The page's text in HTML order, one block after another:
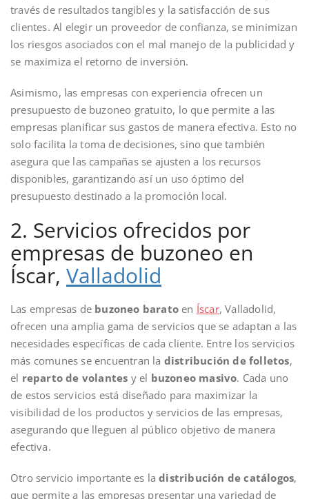
través de resultados tangibles y la satisfacción de sus
clientes. Al elegir un proveedor de confianza, se minimizan
los riesgos asociados con el mal manejo de la publicidad y
se maximiza el retorno de inversión.
Asimismo, las empresas con experiencia ofrecen un
presupuesto de buzoneo gratuito, lo que permite a las
empresas planificar sus gastos de manera efectiva. Esto no
solo facilita la toma de decisiones, sino que también
asegura que las campañas se ajusten a los recursos
disponibles, garantizando así un uso óptimo del
presupuesto destinado a la promoción local.
2. Servicios ofrecidos por
empresas de buzoneo en
Íscar, Valladolid
Las empresas de buzoneo barato en Íscar, Valladolid,
ofrecen una amplia gama de servicios que se adaptan a las
necesidades específicas de cada cliente. Entre los servicios
más comunes se encuentran la distribución de folletos,
el reparto de volantes y el buzoneo masivo. Cada uno
de estos servicios está diseñado para maximizar la
visibilidad de los productos y servicios de las empresas,
asegurando que lleguen al público objetivo de manera
efectiva.
Otro servicio importante es ladistribución de catálogos,
que permite a las empresas presentar una variedad de